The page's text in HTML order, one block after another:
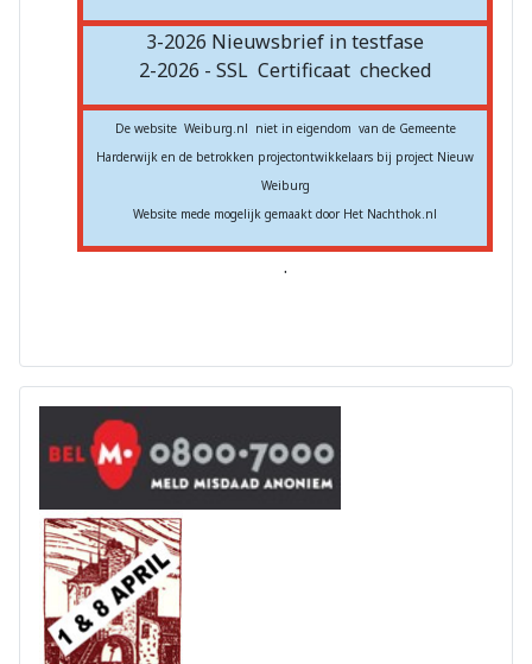
3-2026 Nieuwsbrief in testfase
2-2026 - SSL Certificaat checked
De website Weiburg.nl niet in eigendom van de Gemeente
Harderwijk en de betrokken projectontwikkelaars bij project Nieuw
Weiburg
Website mede mogelijk gemaakt door Het Nachthok.nl
.